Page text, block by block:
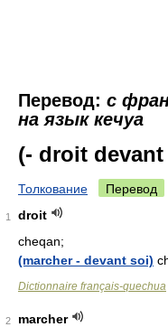
Перевод: с
на язык кечуа
(- droit
Толкование Перевод
1
droit
cheqan;
(marcher - devant soi)
Dictionnaire français-quechua
2
marcher